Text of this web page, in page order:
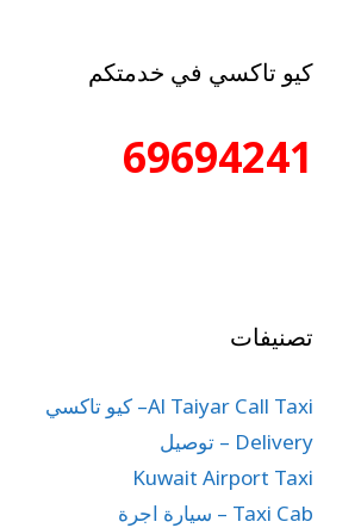
كيو تاكسي في خدمتكم
69694241
تصنيفات
Al Taiyar Call Taxi– كيو تاكسي
Delivery – توصيل
Kuwait Airport Taxi
Taxi Cab – سيارة اجرة